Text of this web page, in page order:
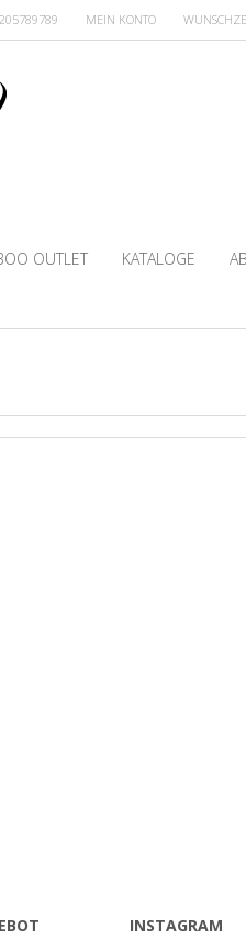
MEIN KONTO
OUTLET KATALOGE
INSTAGRAM